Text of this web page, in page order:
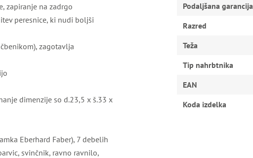
zapiranje na zadrgo
peresnice, ki nudi boljši
zagotavlja
dimenzije so d.23,5 x š.33 x
Eberhard Faber), 7 debelih
svinčnik, ravno ravnilo,
Podaljšana garancija
Razred
Teža
Tip nahrbtnika
EAN
Koda izdelka